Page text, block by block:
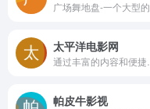
太平洋电影网
帕皮牛影视